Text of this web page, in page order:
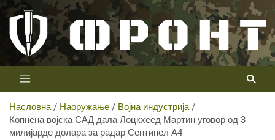
Скип
цонтент
Телевизија ФРОНТ
Први војни канал у Србији
Насловна Наоружање
Војна индустрија
Копнена војска САД дала Лоцкхеед Мартин уговор од 3
милијарде долара за радар Сентинел А4